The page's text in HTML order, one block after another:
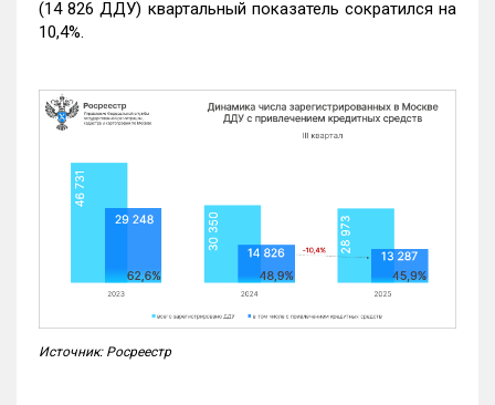
(14 826 ДДУ) квартальный показатель сократился на
10,4%.
Источник: Росреестр